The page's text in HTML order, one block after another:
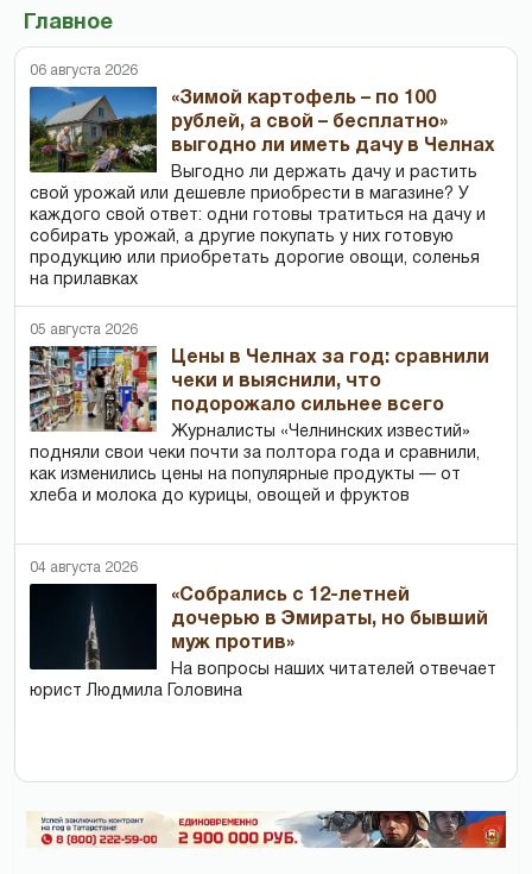
Главное
06 августа 2026
«Зимой картофель – по 100
рублей, а свой – бесплатно»
выгодно ли иметь дачу в Челнах
Выгодно ли держать дачу и растить
свой урожай или дешевле приобрести в магазине? У
каждого свой ответ: одни готовы тратиться на дачу и
собирать урожай, а другие покупать у них готовую
продукцию или приобретать дорогие овощи, соленья
на прилавках
05 августа 2026
Цены в Челнах за год: сравнили
чеки и выяснили, что
подорожало сильнее всего
Журналисты «Челнинских известий»
подняли свои чеки почти за полтора года и сравнили,
как изменились цены на популярные продукты — от
хлеба и молока до курицы, овощей и фруктов
04 августа 2026
«Собрались с 12-летней
дочерью в Эмираты, но бывший
муж против»
На вопросы наших читателей отвечает
юрист Людмила Головина